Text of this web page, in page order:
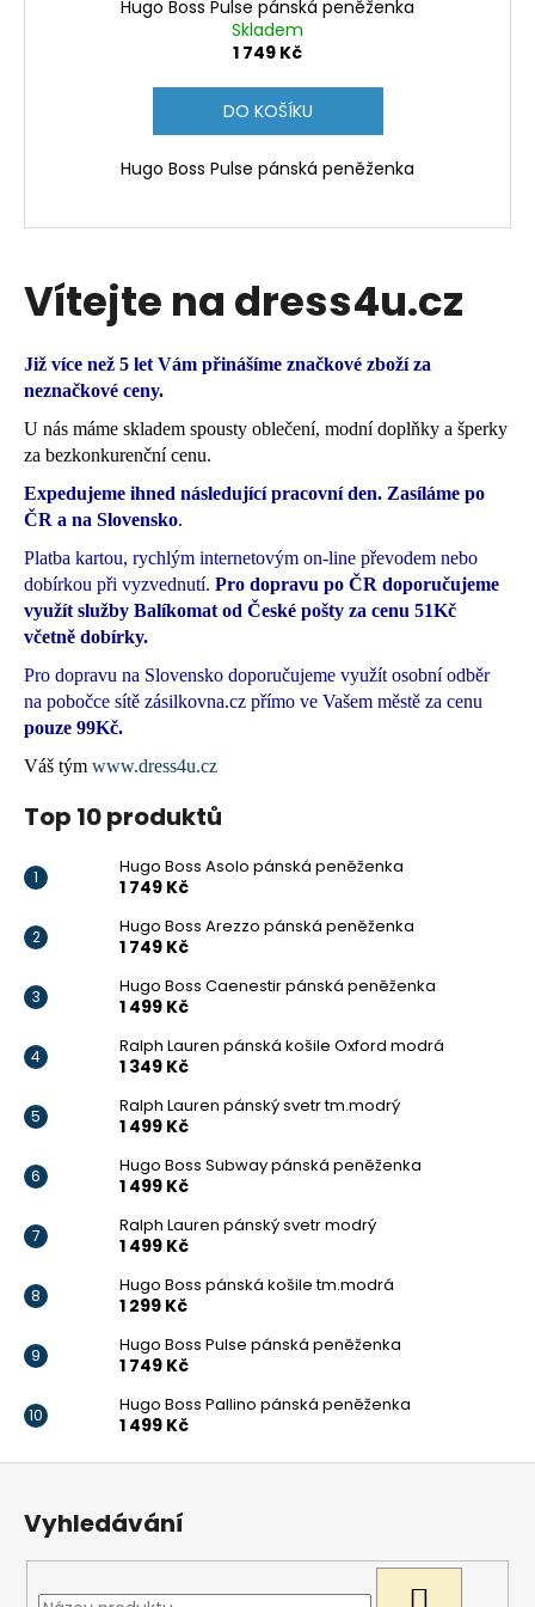
Hugo Boss Pulse pánská peněženka
Skladem
1 749 Kč
DO KOŠÍKU
Hugo Boss Pulse pánská peněženka
Vítejte na dress4u.cz
Již více než 5 let Vám přinášíme značkové zboží za
neznačkové ceny.
U nás máme skladem spousty oblečení, modní doplňky a šperky
za bezkonkurenční cenu.
Expedujeme ihned následující pracovní den. Zasíláme po
ČR a na Slovensko.
Platba kartou, rychlým internetovým on-line převodem nebo
dobírkou při vyzvednutí. Pro dopravu po ČR doporučujeme
využít služby Balíkomat od České pošty za cenu 51Kč
včetně dobírky.
Pro dopravu na Slovensko doporučujeme využít osobní odběr
na pobočce sítě zásilkovna.cz přímo ve Vašem městě za cenu
pouze 99Kč.
Váš tým www.dress4u.cz
Top 10 produktů
Hugo Boss Asolo pánská peněženka
1 749 Kč
Hugo Boss Arezzo pánská peněženka
1 749 Kč
Hugo Boss Caenestir pánská peněženka
1 499 Kč
Ralph Lauren pánská košile Oxford modrá
1 349 Kč
Ralph Lauren pánský svetr tm.modrý
1 499 Kč
Hugo Boss Subway pánská peněženka
1 499 Kč
Ralph Lauren pánský svetr modrý
1 499 Kč
Hugo Boss pánská košile tm.modrá
1 299 Kč
Hugo Boss Pulse pánská peněženka
1 749 Kč
Hugo Boss Pallino pánská peněženka
1 499 Kč
Z
Vyhledávání